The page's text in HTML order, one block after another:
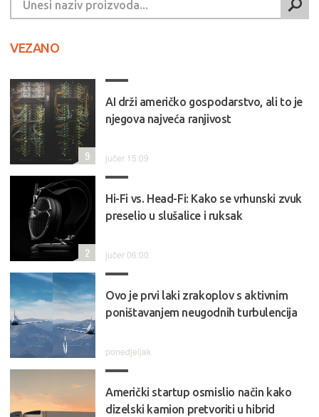
VEZANO
AI drži američko gospodarstvo, ali to je
njegova najveća ranjivost
jučer 15:09
9
Hi-Fi vs. Head-Fi: Kako se vrhunski zvuk
preselio u slušalice i ruksak
jučer 06:00
2
Ovo je prvi laki zrakoplov s aktivnim
poništavanjem neugodnih turbulencija
ponedjeljak
Američki startup osmislio način kako
dizelski kamion pretvoriti u hibrid